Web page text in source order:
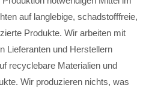
auf langlebige, schadstofffreie,
Produkte. Wir arbeiten mit
Lieferanten und Herstellern
recyclebare Materialien und
Wir produzieren nichts, was